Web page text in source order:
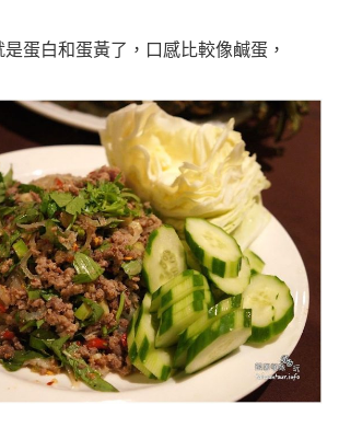
蛋白和蛋黃了，口感比較像鹹蛋，